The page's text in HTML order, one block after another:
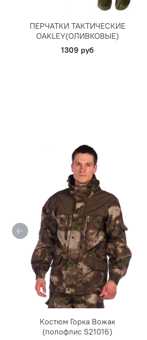
ПЕРЧАТКИ ТАКТИЧЕСКИЕ
OAKLEY(ОЛИВКОВЫЕ)
1309 руб
Костюм Горка Вожак
(полофлис S21016)